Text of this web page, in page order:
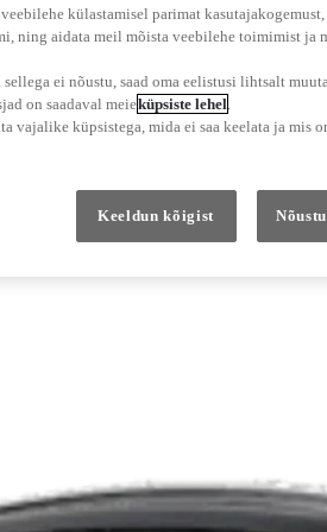
külastamisel parimat
ning aidata meil mõista veebilehe toimimist ja
ei nõustu, saad oma eelistusi lihtsalt
on saadaval meieküpsiste lehel.
vajalike küpsistega, mida ei saa keelata ja mis
Keeldun kõigist